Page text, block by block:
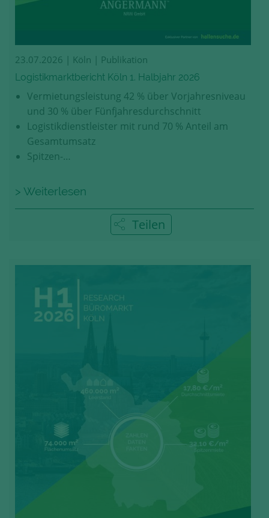
23.07.2026 | Köln | Publikation
Logistikmarktbericht Köln 1. Halbjahr 2026
Vermietungsleistung 42 % über Vorjahresniveau
und 30 % über Fünfjahresdurchschnitt
Logistikdienstleister mit rund 70 % Anteil am
Gesamtumsatz
Spitzen-…
> Weiterlesen
Teilen